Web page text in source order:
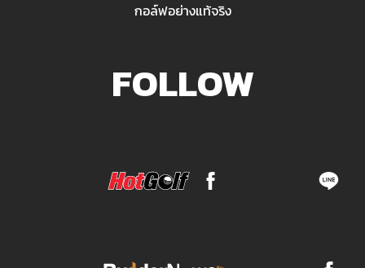
กอล์ฟอย่างแท้จริง
FOLLOW